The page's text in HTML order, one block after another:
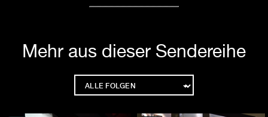
Mehr aus dieser Sendereihe